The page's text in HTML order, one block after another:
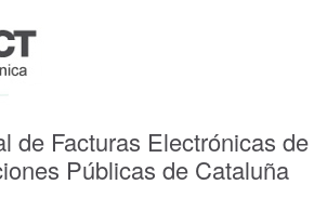
de Facturas Electrónicas de
Públicas de Cataluña